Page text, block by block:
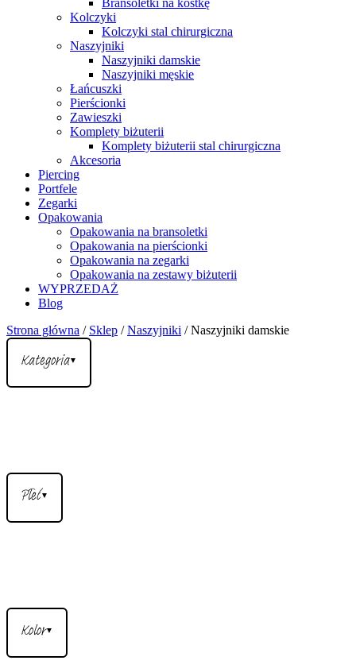
Bransoletki na kostkę
Kolczyki
Kolczyki stal chirurgiczna
Naszyjniki
Naszyjniki damskie
Naszyjniki męskie
Łańcuszki
Pierścionki
Zawieszki
Komplety biżuterii
Komplety biżuterii stal chirurgiczna
Akcesoria
Piercing
Portfele
Zegarki
Opakowania
Opakowania na bransoletki
Opakowania na pierścionki
Opakowania na zegarki
Opakowania na zestawy biżuterii
WYPRZEDAŻ
Blog
Strona główna / Sklep /Naszyjniki / Naszyjniki damskie
Kategoria▼
Płeć▼
Kolor▼